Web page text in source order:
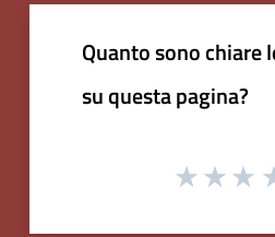
Quanto sono chiare
su questa pagina?